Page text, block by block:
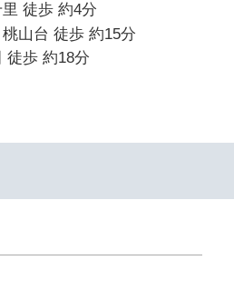
徒歩 約4分
山台 徒歩 約15分
徒歩 約18分